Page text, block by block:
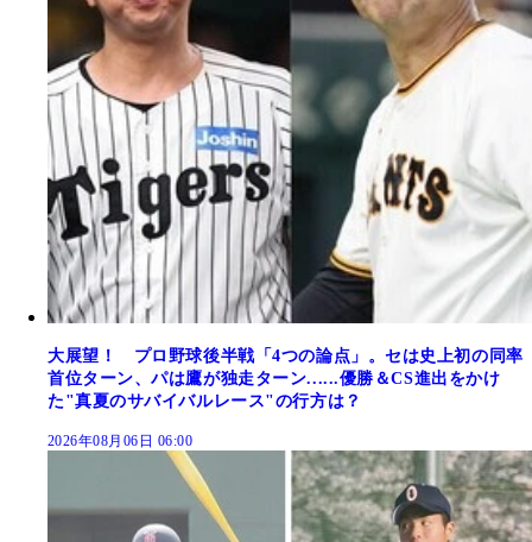
大展望！ プロ野球後半戦「4つの論点」。セは史上初の同率
首位ターン、パは鷹が独走ターン......優勝＆CS進出をかけ
た"真夏のサバイバルレース"の行方は？
2026年08月06日 06:00